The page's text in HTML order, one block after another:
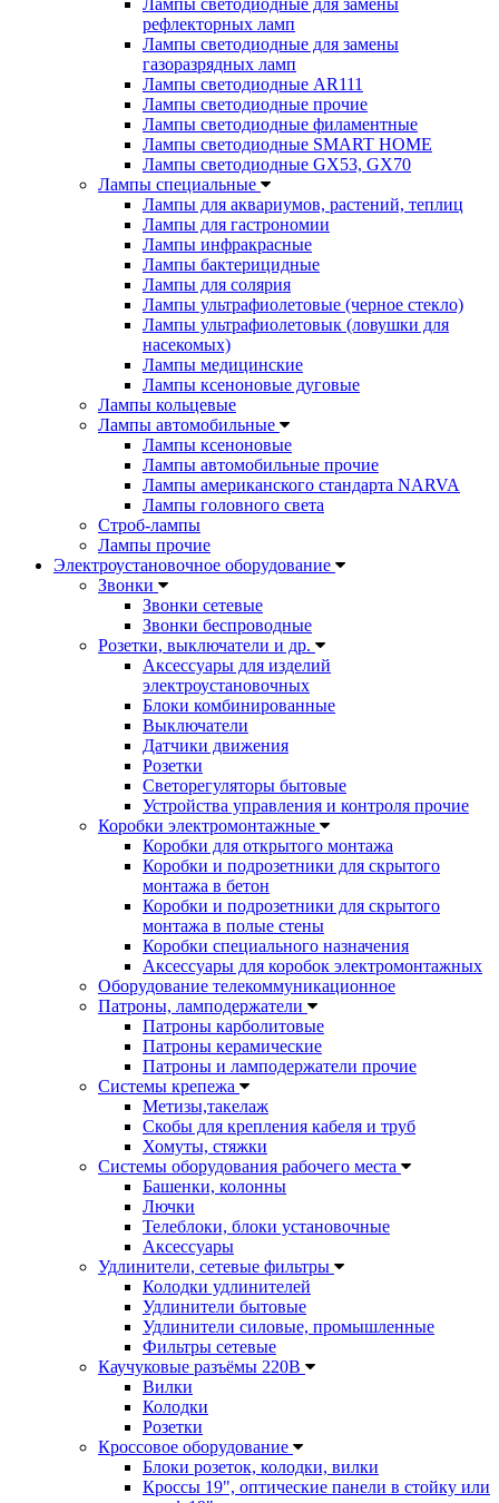
Лампы светодиодные для замены
рефлекторных ламп
Лампы светодиодные для замены
газоразрядных ламп
Лампы светодиодные AR111
Лампы светодиодные прочие
Лампы светодиодные филаментные
Лампы светодиодные SMART HOME
Лампы светодиодные GX53, GX70
Лампы специальные
Лампы для аквариумов, растений, теплиц
Лампы для гастрономии
Лампы инфракрасные
Лампы бактерицидные
Лампы для солярия
Лампы ультрафиолетовые (черное стекло)
Лампы ультрафиолетовык (ловушки для
насекомых)
Лампы медицинские
Лампы ксеноновые дуговые
Лампы кольцевые
Лампы автомобильные
Лампы ксеноновые
Лампы автомобильные прочие
Лампы американского стандарта NARVA
Лампы головного света
Строб-лампы
Лампы прочие
Электроустановочное оборудование
Звонки
Звонки сетевые
Звонки беспроводные
Розетки, выключатели и др.
Аксессуары для изделий
электроустановочных
Блоки комбинированные
Выключатели
Датчики движения
Розетки
Светорегуляторы бытовые
Устройства управления и контроля прочие
Коробки электромонтажные
Коробки для открытого монтажа
Коробки и подрозетники для скрытого
монтажа в бетон
Коробки и подрозетники для скрытого
монтажа в полые стены
Коробки специального назначения
Аксессуары для коробок электромонтажных
Оборудование телекоммуникационное
Патроны, ламподержатели
Патроны карболитовые
Патроны керамические
Патроны и ламподержатели прочие
Системы крепежа
Метизы,такелаж
Скобы для крепления кабеля и труб
Хомуты, стяжки
Системы оборудования рабочего места
Башенки, колонны
Лючки
Телеблоки, блоки установочные
Аксессуары
Удлинители, сетевые фильтры
Колодки удлинителей
Удлинители бытовые
Удлинители силовые, промышленные
Фильтры сетевые
Каучуковые разъёмы 220В
Вилки
Колодки
Розетки
Кроссовое оборудование
Блоки розеток, колодки, вилки
Кроссы 19", оптические панели в стойку или